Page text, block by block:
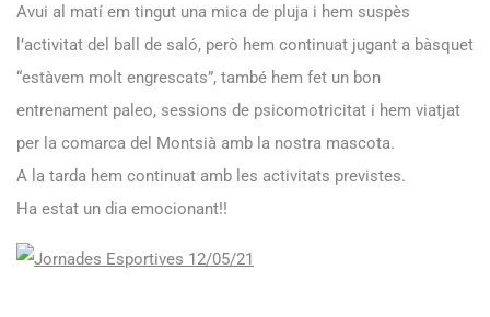
Avui al matí em tingut una mica de pluja i hem suspès
l’activitat del ball de saló, però hem continuat jugant a bàsquet
“estàvem molt engrescats”, també hem fet un bon
entrenament paleo, sessions de psicomotricitat i hem viatjat
per la comarca del Montsià amb la nostra mascota.
A la tarda hem continuat amb les activitats previstes.
Ha estat un dia emocionant!!